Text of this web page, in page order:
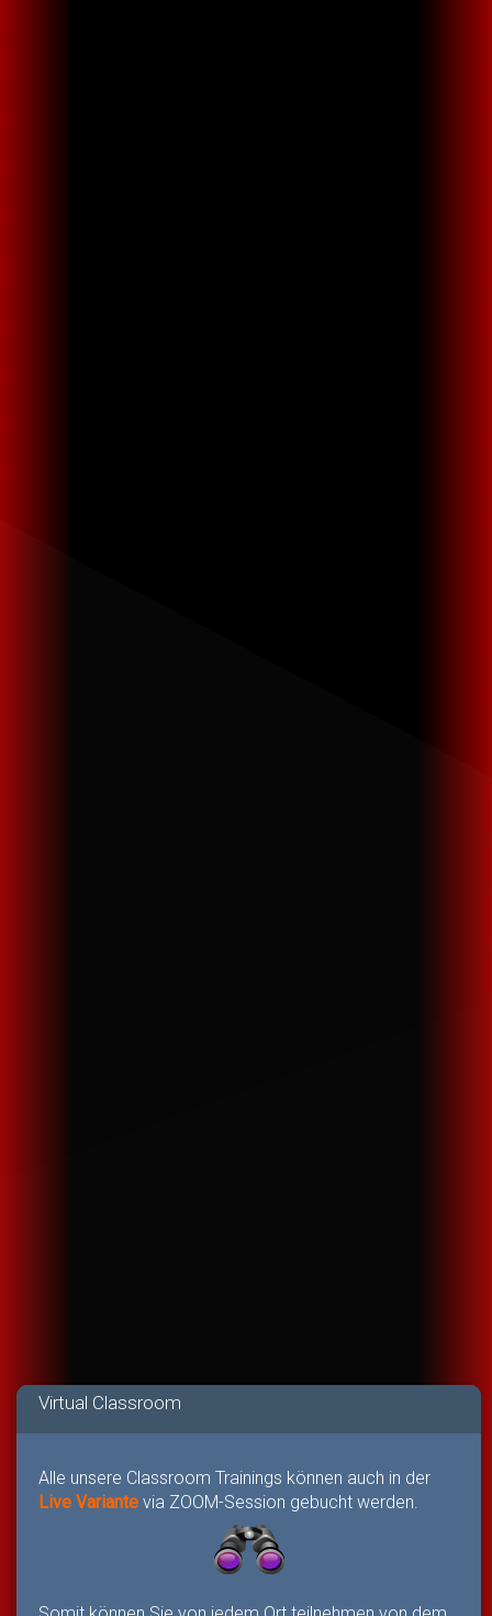
Virtual Classroom
Alle unsere Classroom Trainings können auch in der
Live Variante via ZOOM-Session gebucht werden.